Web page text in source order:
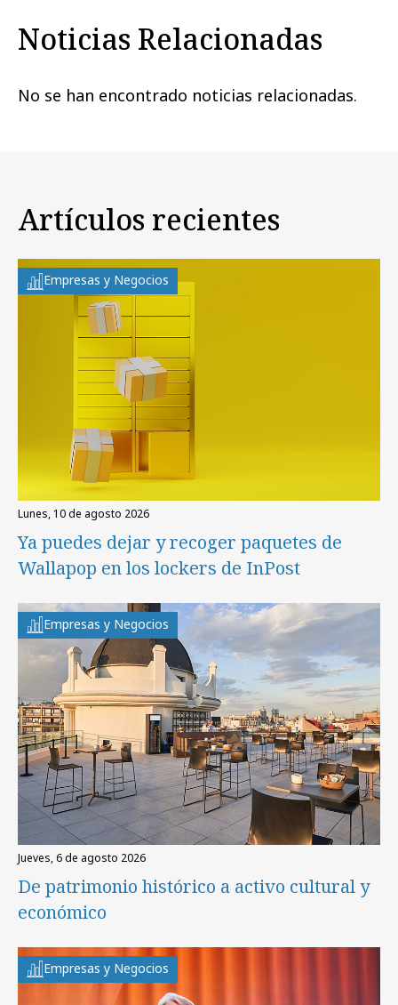
Noticias Relacionadas
No se han encontrado noticias relacionadas.
Artículos recientes
Empresas y Negocios
lunes, 10 de agosto 2026
Ya puedes dejar y recoger paquetes de
Wallapop en los lockers de InPost
Empresas y Negocios
jueves, 6 de agosto 2026
De patrimonio histórico a activo cultural y
económico
Empresas y Negocios